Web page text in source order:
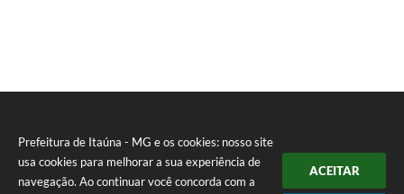
Prefeitura de Itaúna - MG e os cookies: nosso site
usa cookies para melhorar a sua experiência de
navegação. Ao continuar você concorda com a
ACEITAR